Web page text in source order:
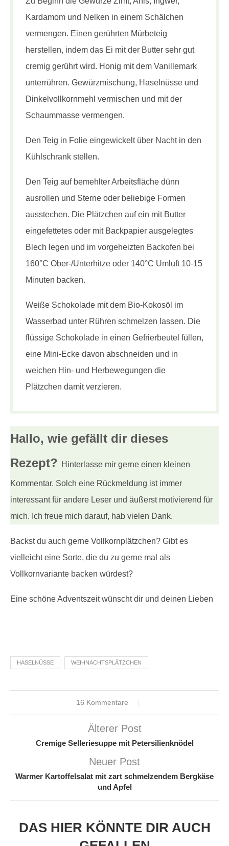
Kardamom und Nelken in einem Schälchen
vermengen. Einen gerührten Mürbeteig
herstellen, indem das Ei mit der Butter sehr gut
cremig gerührt wird. Honig mit dem Vanillemark
unterrühren. Gewürzmischung, Haselnüsse und
Dinkelvollkornmehl vermischen und mit der
Schaummasse vermengen.
Den Teig in Folie eingewickelt über Nacht in den
Kühlschrank stellen.
Den Teig auf bemehlter Arbeitsfläche dünn
ausrollen und Sterne oder beliebige Formen
ausstechen. Die Plätzchen auf ein mit Butter
eingefettetes oder mit Backpapier ausgelegtes
Blech legen und im vorgeheizten Backofen bei
160°C Ober-/Unterhitze oder 140°C Umluft 10-15
Minuten backen.
Weiße Schokolade mit dem Bio-Kokosöl im
Wasserbad unter Rühren schmelzen lassen. Die
flüssige Schokolade in einen Gefrierbeutel füllen,
eine Mini-Ecke davon abschneiden und in
weichen Hin- und Herbewegungen die
Plätzchen damit verzieren.
Hallo, wie gefällt dir dieses
Rezept? Hinterlasse mir gerne einen kleinen
Kommentar. Solch eine Rückmeldung ist immer
interessant für andere Leser und äußerst motivierend für
mich. Ich freue mich darauf, hab vielen Dank.
Backst du auch gerne Vollkornplätzchen? Gibt es
vielleicht eine Sorte, die du zu gerne mal als
Vollkornvariante backen würdest?
Eine schöne Adventszeit wünscht dir und deinen Lieben
HASELNÜSSE WEIHNACHTSPLÄTZCHEN
16 Kommentare
Älterer Post
Cremige Selleriesuppe mit Petersilienknödel
Neuer Post
Warmer Kartoffelsalat mit zart schmelzendem Bergkäse
und Apfel
DAS HIER KÖNNTE DIR AUCH